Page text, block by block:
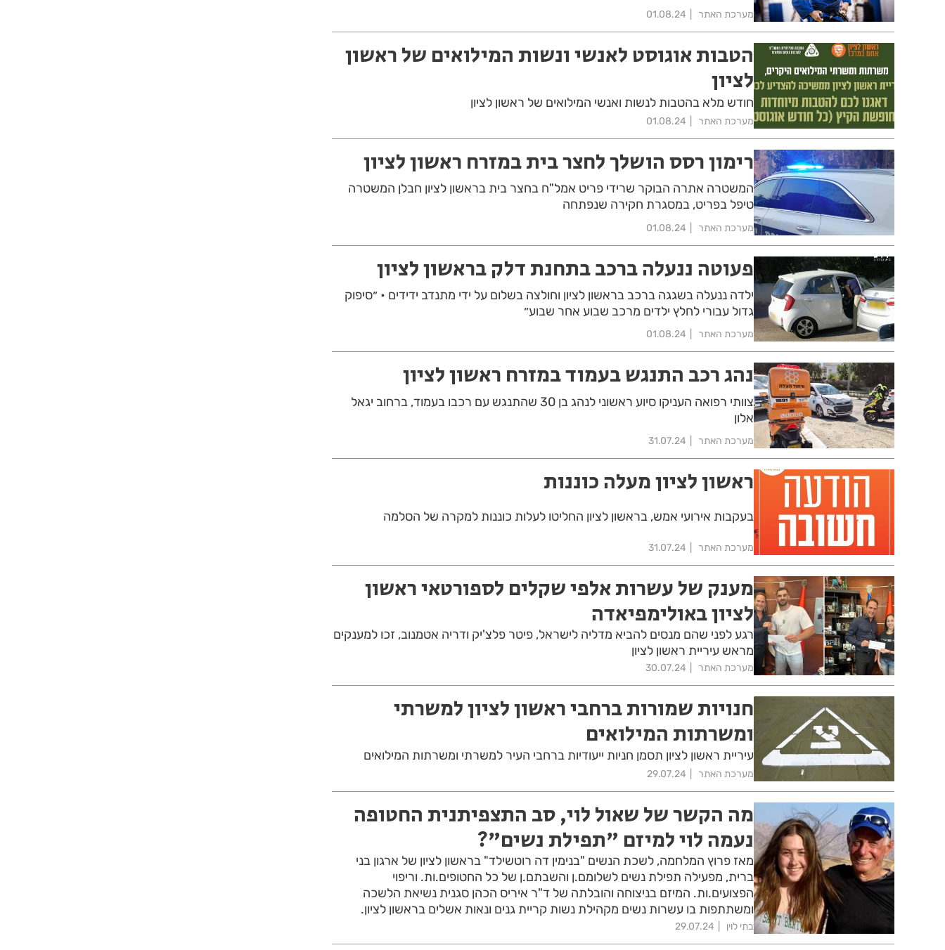
מערכת האתר 01.08.24
הטבות אוגוסט לאנשי ונשות המילואים של ראשון
לציון
חודש מלא בהטבות לנשות ואנשי המילואים של ראשון לציון
מערכת האתר 01.08.24
רימון רסס הושלך לחצר בית במזרח ראשון לציון
המשטרה אתרה הבוקר שרידי פריט אמל"ח בחצר בית בראשון לציון חבלן המשטרה
טיפל בפריט, במסגרת חקירה שנפתחה
מערכת האתר 01.08.24
פעוטה ננעלה ברכב בתחנת דלק בראשון לציון
ילדה ננעלה בשגגה ברכב בראשון לציון וחולצה בשלום על ידי מתנדב ידידים • ״סיפוק
גדול עבורי לחלץ ילדים מרכב שבוע אחר שבוע״
מערכת האתר 01.08.24
נהג רכב התנגש בעמוד במזרח ראשון לציון
צוותי רפואה העניקו סיוע ראשוני לנהג בן 30 שהתנגש עם רכבו בעמוד, ברחוב יגאל
אלון
מערכת האתר 31.07.24
ראשון לציון מעלה כוננות
בעקבות אירועי אמש, בראשון לציון החליטו לעלות כוננות למקרה של הסלמה
מערכת האתר 31.07.24
מענק של עשרות אלפי שקלים לספורטאי ראשון
לציון באולימפיאדה
רגע לפני שהם מנסים להביא מדליה לישראל, פיטר פלצ'יק ודריה אטמנוב, זכו למענקים
מראש עיריית ראשון לציון
מערכת האתר 30.07.24
חנויות שמורות ברחבי ראשון לציון למשרתי
ומשרתות המילואים
עיריית ראשון לציון תסמן חניות ייעודיות ברחבי העיר למשרתי ומשרתות המילואים
מערכת האתר 29.07.24
מה הקשר של שאול לוי, סב התצפיתנית החטופה
נעמה לוי למיזם "תפילת נשים"?
מאז פרוץ המלחמה, לשכת הנשים "בנימין דה רוטשילד" בראשון לציון של ארגון בני
ברית, מפעילה תפילת נשים לשלומם.ן והשבתם.ן של כל החטופים.ות. וריפוי
הפצועים.ות. המיזם בניצוחה והובלתה של ד"ר איריס הכהן סגנית נשיאת הלשכה
ומשתתפות בו עשרות נשים מקהילת נשות קריית גנים ונאות אשלים בראשון לציון.
בתי לוין 29.07.24